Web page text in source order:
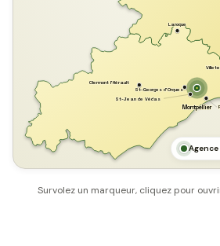
Montpellier
Laroque
St-Georges d'Orques
Clermont l'Hérault
St-Jean de Védas
Survolez un marqueur, cliquez pour